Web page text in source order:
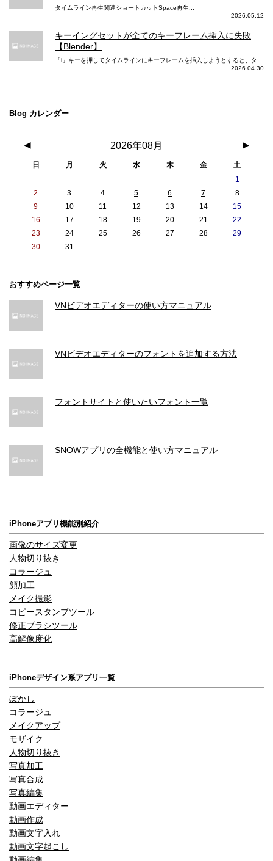
タイムライン再生関連ショートカットSpace再生...
2026.05.12
キーイングセットが全てのキーフレーム挿入に失敗
【Blender】
「i」キーを押してタイムラインにキーフレームを挿入しようとすると、タ...
2026.04.30
Blog カレンダー
2026年08月
◀ ▶
日 月 火 水 木 金
土
1
2
3 4 5 6 7
8
9
10 11 12 13 14
15
16
17 18 19 20 21
22
23
24 25 26 27 28
29
30
31
おすすめページ一覧
VNビデオエディターの使い方マニュアル
VNビデオエディターのフォントを追加する方法
フォントサイトと使いたいフォント一覧
SNOWアプリの全機能と使い方マニュアル
iPhoneアプリ機能別紹介
画像のサイズ変更
人物切り抜き
コラージュ
顔加工
メイク撮影
コピースタンプツール
修正ブラシツール
高解像度化
iPhoneデザイン系アプリ一覧
ぼかし
コラージュ
メイクアップ
モザイク
人物切り抜き
写真加工
写真合成
写真編集
動画エディター
動画作成
動画文字入れ
動画文字起こし